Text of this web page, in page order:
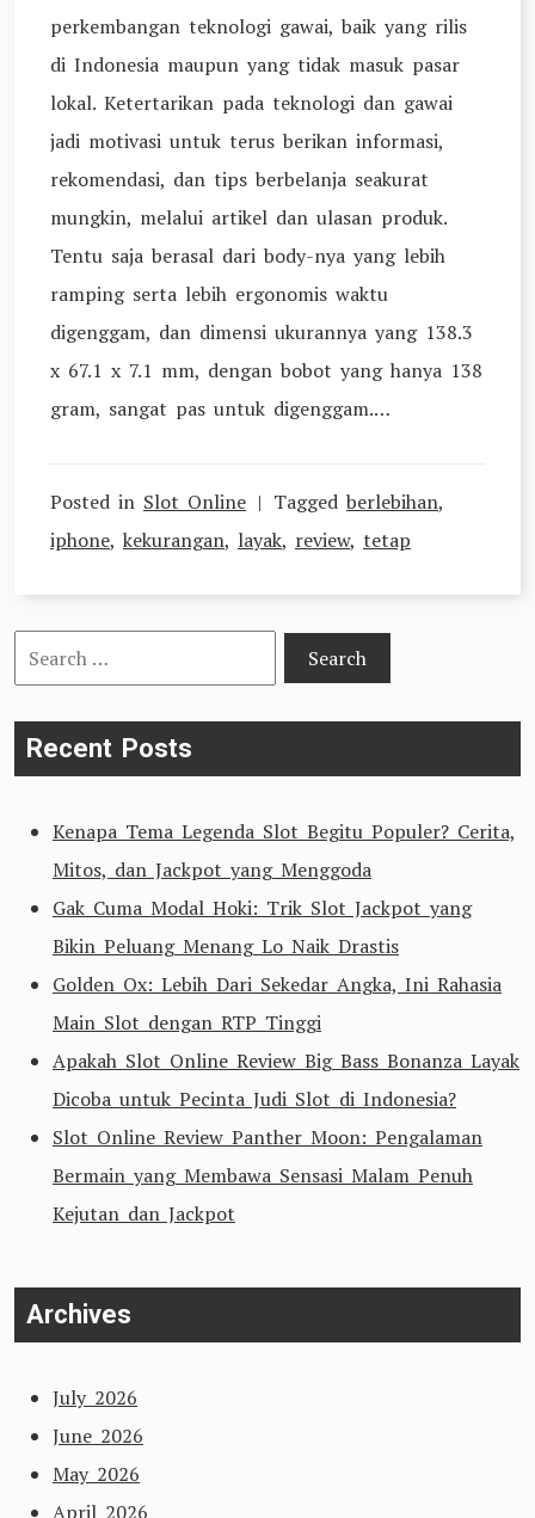
perkembangan teknologi gawai, baik yang rilis
di Indonesia maupun yang tidak masuk pasar
lokal. Ketertarikan pada teknologi dan gawai
jadi motivasi untuk terus berikan informasi,
rekomendasi, dan tips berbelanja seakurat
mungkin, melalui artikel dan ulasan produk.
Tentu saja berasal dari body-nya yang lebih
ramping serta lebih ergonomis waktu
digenggam, dan dimensi ukurannya yang 138.3
x 67.1 x 7.1 mm, dengan bobot yang hanya 138
gram, sangat pas untuk digenggam.…
Posted in Slot Online Tagged berlebihan,
iphone, kekurangan, layak, review, tetap
Search
for:
Recent Posts
Kenapa Tema Legenda Slot Begitu Populer? Cerita,
Mitos, dan Jackpot yang Menggoda
Gak Cuma Modal Hoki: Trik Slot Jackpot yang
Bikin Peluang Menang Lo Naik Drastis
Golden Ox: Lebih Dari Sekedar Angka, Ini Rahasia
Main Slot dengan RTP Tinggi
Apakah Slot Online Review Big Bass Bonanza Layak
Dicoba untuk Pecinta Judi Slot di Indonesia?
Slot Online Review Panther Moon: Pengalaman
Bermain yang Membawa Sensasi Malam Penuh
Kejutan dan Jackpot
Archives
July 2026
June 2026
May 2026
April 2026